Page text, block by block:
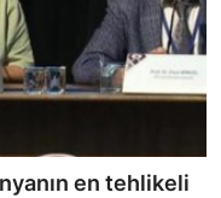
en tehlikeli